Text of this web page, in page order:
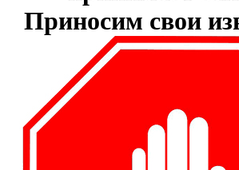
Приносим свои